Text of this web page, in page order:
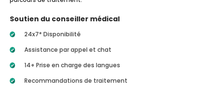
Soutien du conseiller médical
24x7* Disponibilité
Assistance par appel et chat
14+ Prise en charge des langues
Recommandations de traitement